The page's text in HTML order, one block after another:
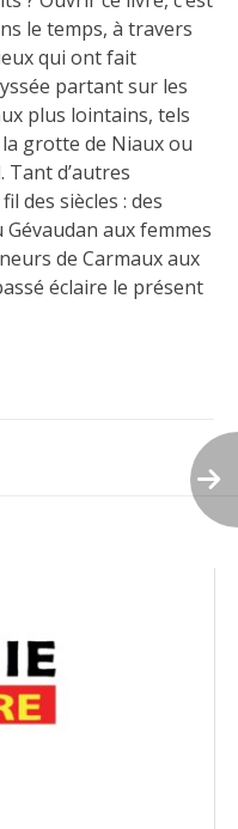
le temps, à travers
qui ont fait
partant sur les
plus lointains, tels
grotte de Niaux ou
Tant d’autres
des siècles : des
aux femmes
de Carmaux aux
éclaire le présent